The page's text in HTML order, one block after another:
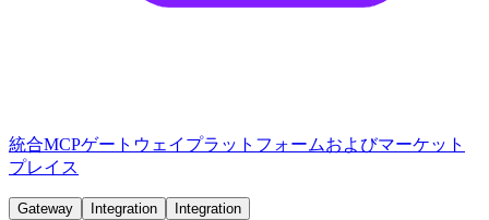
統合MCPゲートウェイプラットフォームおよびマーケット
プレイス
Gateway Integration Integration